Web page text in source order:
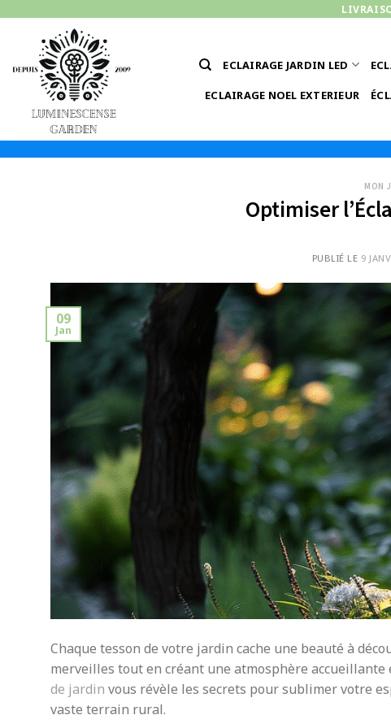
contenu
ECLAIRAGE JARDIN LED
ECLAIRAGE NOEL EXTERIEUR
MON
Optimiser
PUBLIÉ LE 9
09
Jan
Chaque tesson de votre jardin cache une beauté à
merveilles tout en créant une atmosphère
de jardin vous révèle les secrets pour sublimer votre
vaste terrain rural.